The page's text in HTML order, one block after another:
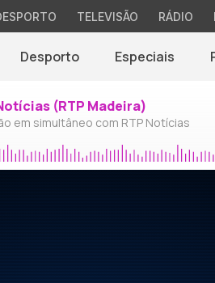
TELEVISÃO RÁDIO
Desporto Especiais
(RTP Madeira)
em simultâneo com RTP Notícias